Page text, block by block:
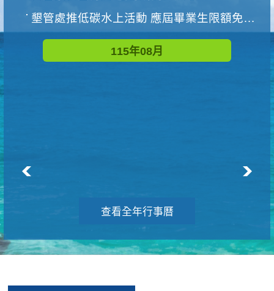
墾管處推低碳水上活動 應屆畢業生限額免費參加
115年08月
查看全年行事曆